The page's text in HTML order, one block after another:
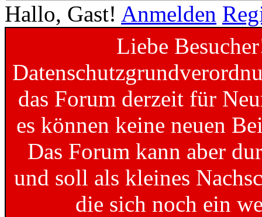
Hallo, Gast! Anmelden
Liebe
das Forum derzeit für
es können keine neuen
Das Forum kann aber
und soll als kleines
die sich noch ein